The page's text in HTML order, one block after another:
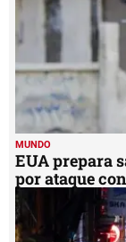
MUNDO
EUA prepara
por ataque